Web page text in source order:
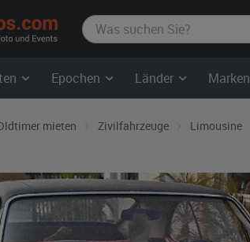
film-
autos.com
Epochen Länder Marken
mieten Zivilfahrzeuge Limousine